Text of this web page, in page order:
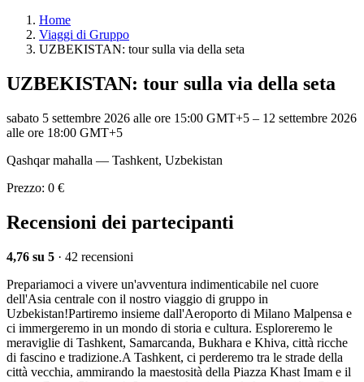
Home
Viaggi di Gruppo
UZBEKISTAN: tour sulla via della seta
UZBEKISTAN: tour sulla via della seta
sabato 5 settembre 2026 alle ore 15:00 GMT+5 – 12 settembre 2026
alle ore 18:00 GMT+5
Qashqar mahalla — Tashkent, Uzbekistan
Prezzo: 0 €
Recensioni dei partecipanti
4,76 su 5 · 42 recensioni
Prepariamoci a vivere un'avventura indimenticabile nel cuore
dell'Asia centrale con il nostro viaggio di gruppo in
Uzbekistan!Partiremo insieme dall'Aeroporto di Milano Malpensa e
ci immergeremo in un mondo di storia e cultura. Esploreremo le
meraviglie di Tashkent, Samarcanda, Bukhara e Khiva, città ricche
di fascino e tradizione.A Tashkent, ci perderemo tra le strade della
città vecchia, ammirando la maestosità della Piazza Khast Imam e il